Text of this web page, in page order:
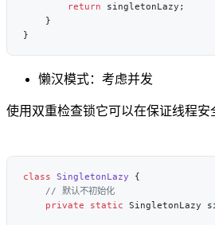
        return
懒汉模式：考虑并发
使用双重检查锁它可以在保证线程
class SingletonLazy
    private
static